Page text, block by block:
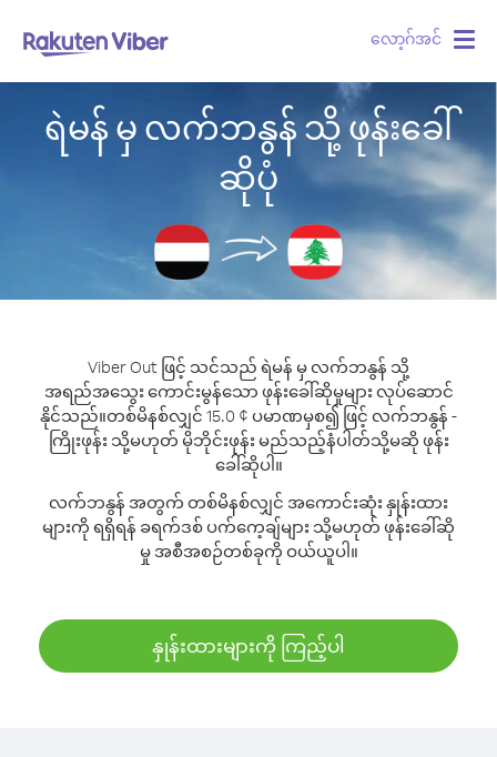
လော့ဂ်အင်
ရဲမန် မှ လက်ဘနွန် သို့ ဖုန်းခေါ်
ဆိုပုံ
Viber Out ဖြင့် သင်သည် ရဲမန် မှ လက်ဘနွန် သို့
အရည်အသွေး ကောင်းမွန်သော ဖုန်းခေါ်ဆိုမှုများ လုပ်ဆောင်
နိုင်သည်။တစ်မိနစ်လျှင် 15.0 ¢ ပမာဏမှစ၍ ဖြင့် လက်ဘနွန် -
ကြိုးဖုန်း သို့မဟုတ် မိုဘိုင်းဖုန်း မည်သည့်နံပါတ်သို့မဆို ဖုန်း
ခေါ်ဆိုပါ။
လက်ဘနွန် အတွက် တစ်မိနစ်လျှင် အကောင်းဆုံး နှုန်းထား
များကို ရရှိရန် ခရက်ဒစ် ပက်ကေ့ချ်များ သို့မဟုတ် ဖုန်းခေါ်ဆို
မှု အစီအစဉ်တစ်ခုကို ဝယ်ယူပါ။
နှုန်းထားများကို ကြည့်ပါ